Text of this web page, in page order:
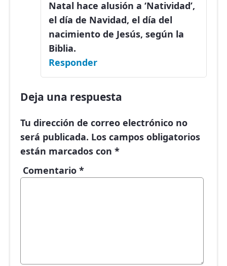
Natal hace alusión a ‘Natividad’,
el día de Navidad, el día del
nacimiento de Jesús, según la
Biblia.
Responder
Deja una respuesta
Tu dirección de correo electrónico no
será publicada. Los campos obligatorios
están marcados con *
Comentario *